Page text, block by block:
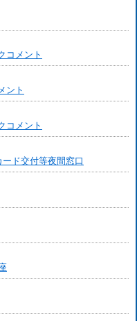
コメント
ント
コメント
ード交付等夜間窓口